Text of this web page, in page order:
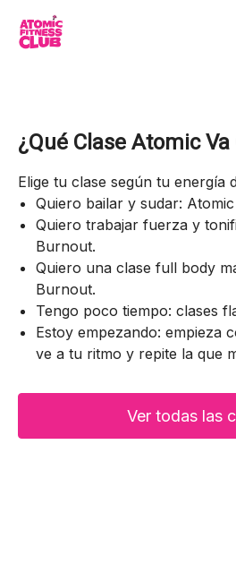
¿Qué Clase Atomic
Elige tu clase según tu energía
Quiero bailar y sudar:
Quiero trabajar fuerza y
Burnout.
Quiero una clase full body
Burnout.
Tengo poco tiempo: clases
Estoy empezando: empieza
ve a tu ritmo y repite la que
Ver todas las